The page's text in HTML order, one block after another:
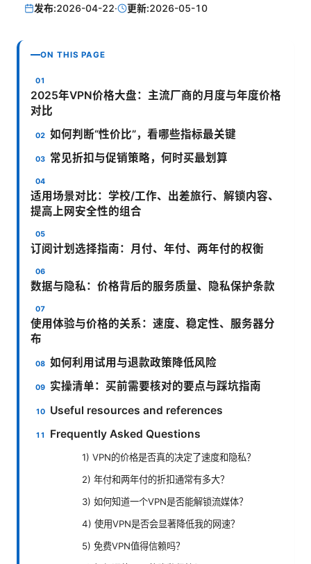
发布:2026-04-22· 更新:2026-05-10
ON THIS PAGE
2025年VPN价格大盘：主流厂商的月度与年度价格
对比
如何判断“性价比”，看哪些指标最关键
常见折扣与促销策略，何时买最划算
适用场景对比：学校/工作、出差旅行、解锁内容、
提高上网安全性的组合
订阅计划选择指南：月付、年付、两年付的权衡
数据与隐私：价格背后的服务质量、隐私保护条款
使用体验与价格的关系：速度、稳定性、服务器分
布
如何利用试用与退款政策降低风险
实操清单：买前需要核对的要点与踩坑指南
Useful resources and references
Frequently Asked Questions
1) VPN的价格是否真的决定了速度和隐私？
2) 年付和两年付的折扣通常有多大？
3) 如何知道一个VPN是否能解锁流媒体？
4) 使用VPN是否会显著降低我的网速？
5) 免费VPN值得信赖吗？